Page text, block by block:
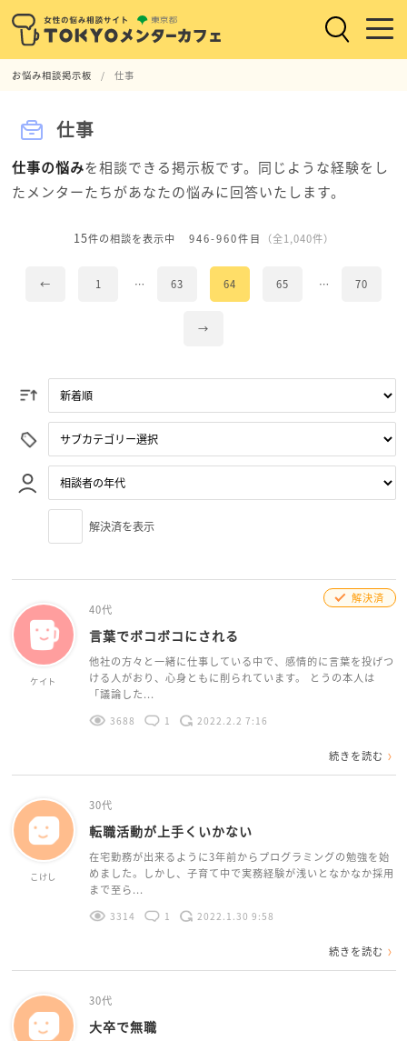
お悩み相談掲示板 仕事
仕事
仕事の悩みを相談できる掲示板です。同じような経験をし
たメンターたちがあなたの悩みに回答いたします。
15件の相談を表示中 946-960件目 （全1,040件）
← 1 … 63 64 65 … 70
→
解決済を表示
ケイト
解決済
40代
言葉でボコボコにされる
他社の方々と一緒に仕事している中で、感情的に言葉を投げつ
ける人がおり、心身ともに削られています。 とうの本人は
「議論した...
3688 1 2022.2.2 7:16
続きを読む
こけし
30代
転職活動が上手くいかない
在宅勤務が出来るように3年前からプログラミングの勉強を始
めました。しかし、子育て中で実務経験が浅いとなかなか採用
まで至ら...
3314 1 2022.1.30 9:58
続きを読む
30代
大卒で無職